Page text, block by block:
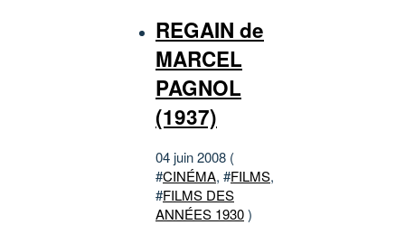
REGAIN de
MARCEL
PAGNOL
(1937)
04 juin 2008 (
#CINÉMA, #FILMS,
#FILMS DES
ANNÉES 1930)